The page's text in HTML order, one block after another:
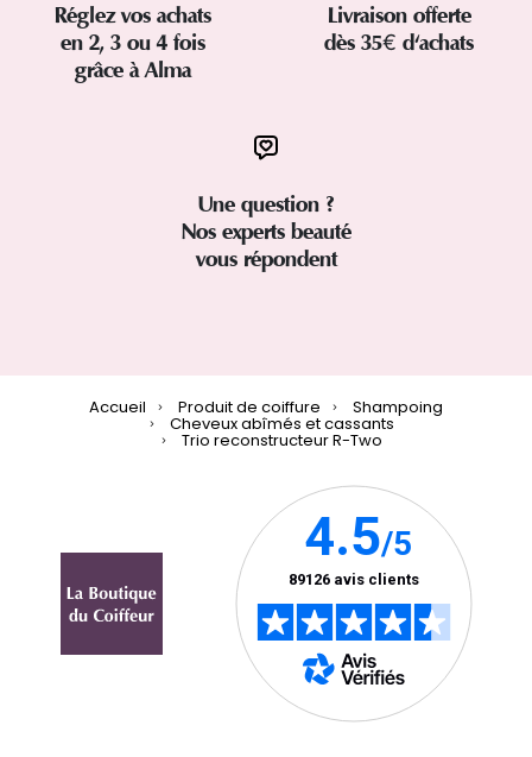
Réglez vos achats
en 2, 3 ou 4 fois
grâce à Alma
Livraison offerte
dès 35€ d'achats
Une question ?
Nos experts beauté
vous répondent
Accueil Produit de coiffure Shampoing
Cheveux abîmés et cassants
Trio reconstructeur R-Two